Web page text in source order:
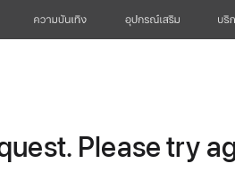
ความบันเทิง อุปกรณ์เสริม บริ
Please try